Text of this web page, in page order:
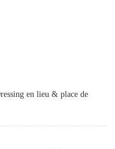
en lieu & place de